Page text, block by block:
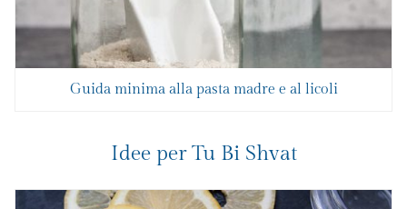
Guida minima alla pasta madre e al licoli
Idee per Tu Bi Shvat